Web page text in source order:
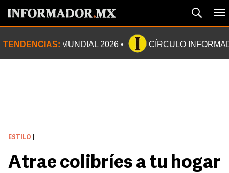
TENDENCIAS: MUNDIAL 2026 CÍRCULO
ESTILO
Atrae colibríes a tu hogar